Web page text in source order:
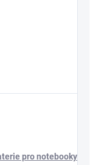
pro notebooky